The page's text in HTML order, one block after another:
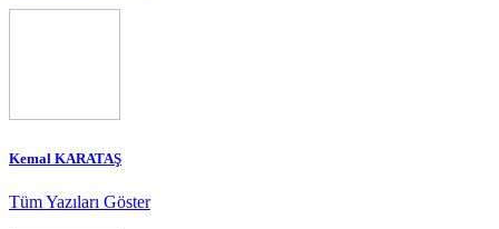
Kemal KARATAŞ
Tüm Yazıları Göster